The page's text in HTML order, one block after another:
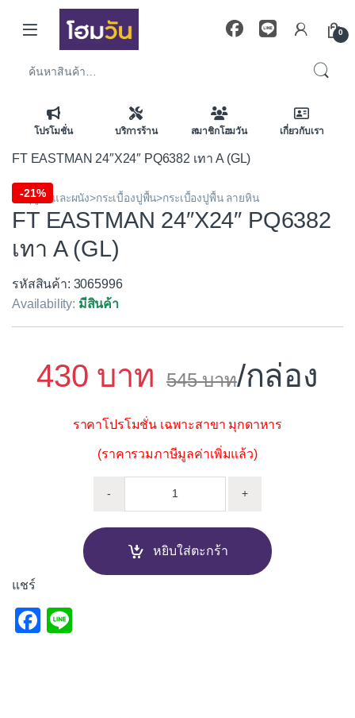
Skip to navigation
Skip to content
0
โปรโมชั่น บริการร้าน สมาชิกโฮมวัน เกี่ยวกับเรา
FT EASTMAN 24″X24″ PQ6382 เทา A (GL)
-21%
วัสดุปูพื้นและผนัง>กระเบื้องปูพื้น>กระเบื้องปูพื้น ลายหิน
FT EASTMAN 24″X24″ PQ6382
เทา A (GL)
รหัสสินค้า: 3065996
Availability: มีสินค้า
430 545 /กล่อง
ราคาโปรโมชั่น เฉพาะสาขา มุกดาหาร
(ราคารวมภาษีมูลค่าเพิ่มแล้ว)
- +
หยิบใส่ตะกร้า
แชร์
F